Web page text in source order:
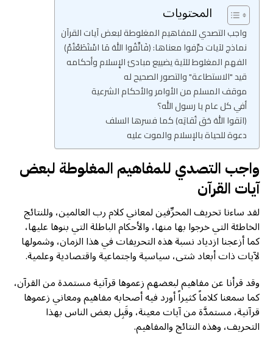
المحتويات
واجب التصدي للمفاهيم المغلوطة لبعض آيات القرآن
نماذج لآيات حرَّفوا معناها: (فَاتَّقُوا اللهَ مَا اسْتَطَعْتُمْ)
الفهم المغلوط للآية يضييع مبادئ الإِسلام وأحكامه
قيد "الاستطاعة" والتصور الصحيح له
موقف المسلم من الأوامر والأحكام الشرعية
أفي كل عام يا رسول الله؟
(اتقوا اللهَ حَق تُقاتِه) كما فسرها السلف
دعوة للحياة بالإسلام والموت عليه
واجب التصدي للمفاهيم المغلوطة لبعض
آيات القرآن
لقد ساءنا تحريف المحرِّفين لمعاني كلام رب العالمين، وللنتائج
الخاطئة التي خرجوا بها منها، والأحكام الباطلة التي بنوها عليها،
كما أزعجنا ازدياد نسبة هذه التحريفات في هذا الزمان، وشمولها
لآيات ذات أبعاد شتى، سياسية واجتماعية واقتصادية وعلمية.
وقد قرأنا عن مفاهيم لبعضهم زعموها قرآنية مستمدة من القرآن،
كما سمعنا كلاماً كثيراً أورد فيه أصحابه مفاهيم ومعاني زعموها
قرآنية، مستمدَّة من آيات معينة، وقَبِل بعض الناس بهذا
التحريف، وهذه النتائج والمفاهيم.